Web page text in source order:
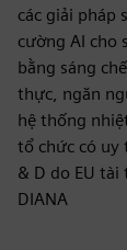
các giải pháp
cường AI cho
bằng sáng
thực, ngăn
hệ thống
tổ chức có uy
& D do EU tài
DIANA